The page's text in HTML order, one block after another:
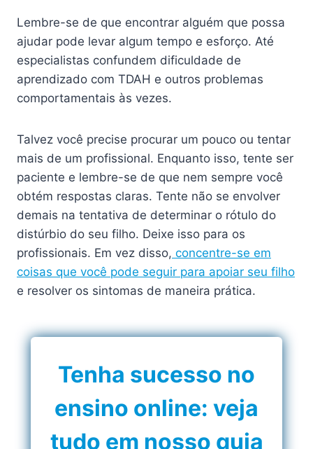
Lembre-se de que encontrar alguém que possa
ajudar pode levar algum tempo e esforço. Até
especialistas confundem dificuldade de
aprendizado com TDAH e outros problemas
comportamentais às vezes.
Talvez você precise procurar um pouco ou tentar
mais de um profissional. Enquanto isso, tente ser
paciente e lembre-se de que nem sempre você
obtém respostas claras. Tente não se envolver
demais na tentativa de determinar o rótulo do
distúrbio do seu filho. Deixe isso para os
profissionais. Em vez disso, concentre-se em
coisas que você pode seguir para apoiar seu filho
e resolver os sintomas de maneira prática.
Tenha sucesso no
ensino online: veja
tudo em nosso guia